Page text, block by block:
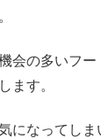
会の多いフ
ます。
になってしま